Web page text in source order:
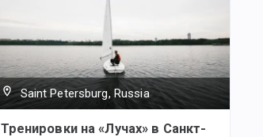
Saint Petersburg, Russia
Тренировки на «Лучах» в Санкт-